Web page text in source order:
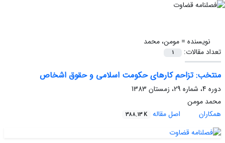
نویسنده =مومن، محمد
تعداد مقالات:
1
منتخب: تزاحم کارهای حکومت اسلامی و حقوق اشخاص
دوره 4، شماره 29، زمستان 1383
محمد مومن
همکاران
اصل مقاله 388.13 K